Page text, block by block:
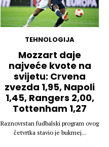
TEHNOLOGIJA
Mozzart daje
najveće kvote na
svijetu: Crvena
zvezda 1,95, Napoli
1,45, Rangers 2,00,
Tottenham 1,27
Raznovrstan fudbalski program ovog
četvrtka stavio je bukmej...